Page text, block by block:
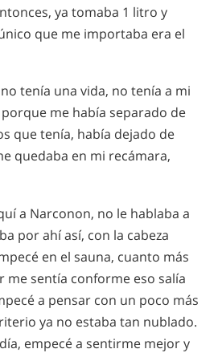
ya tomaba 1 litro y
que me importaba era el
tenía una vida, no tenía a mi
me había separado de
que tenía, había dejado de
quedaba en mi recámara,
a Narconon, no le hablaba a
por ahí así, con la cabeza
en el sauna, cuanto más
me sentía conforme eso salía
a pensar con un poco más
ya no estaba tan nublado.
empecé a sentirme mejor y